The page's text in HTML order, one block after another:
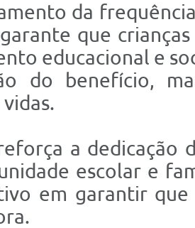
da
que
educacional e
do benefício,
a dedicação
escolar e
em garantir